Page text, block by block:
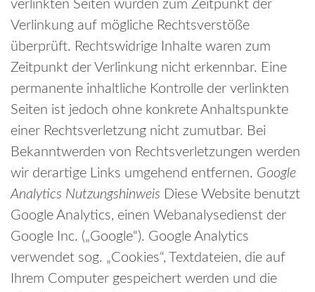
verlinkten Seiten wurden zum Zeitpunkt der
Verlinkung auf mögliche Rechtsverstöße
überprüft. Rechtswidrige Inhalte waren zum
Zeitpunkt der Verlinkung nicht erkennbar. Eine
permanente inhaltliche Kontrolle der verlinkten
Seiten ist jedoch ohne konkrete Anhaltspunkte
einer Rechtsverletzung nicht zumutbar. Bei
Bekanntwerden von Rechtsverletzungen werden
wir derartige Links umgehend entfernen. Google
Analytics Nutzungshinweis Diese Website benutzt
Google Analytics, einen Webanalysedienst der
Google Inc. („Google“). Google Analytics
verwendet sog. „Cookies“, Textdateien, die auf
Ihrem Computer gespeichert werden und die